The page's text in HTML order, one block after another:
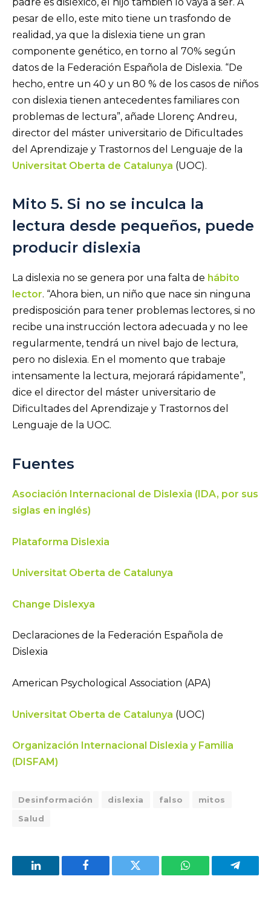
pesar de ello, este mito tiene un trasfondo de
realidad, ya que la dislexia tiene un gran
componente genético, en torno al 70% según
datos de la Federación Española de Dislexia. “De
hecho, entre un 40 y un 80 % de los casos de niños
con dislexia tienen antecedentes familiares con
problemas de lectura”, añade Llorenç Andreu,
director del máster universitario de Dificultades
del Aprendizaje y Trastornos del Lenguaje de la
Universitat Oberta de Catalunya (UOC).
Mito 5. Si no se inculca la
lectura desde pequeños, puede
producir dislexia
La dislexia no se genera por una falta de hábito
lector. “Ahora bien, un niño que nace sin ninguna
predisposición para tener problemas lectores, si no
recibe una instrucción lectora adecuada y no lee
regularmente, tendrá un nivel bajo de lectura,
pero no dislexia. En el momento que trabaje
intensamente la lectura, mejorará rápidamente”,
dice el director del máster universitario de
Dificultades del Aprendizaje y Trastornos del
Lenguaje de la UOC.
Fuentes
Asociación Internacional de Dislexia (IDA, por sus
siglas en inglés)
Plataforma Dislexia
Universitat Oberta de Catalunya
Change Dislexya
Declaraciones de la Federación Española de
Dislexia
American Psychological Association (APA)
Universitat Oberta de Catalunya (UOC)
Organización Internacional Dislexia y Familia
(DISFAM)
Desinformación dislexia falso
mitos
Salud
LinkedIn Facebook Twitter WhatsApp